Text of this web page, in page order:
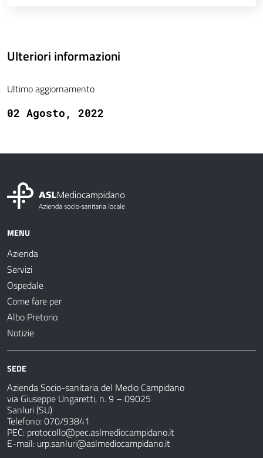
Ulteriori informazioni
Ultimo aggiornamento
02 Agosto, 2022
MENU
Azienda
Servizi
Ospedale
Come fare per
Albo Pretorio
Notizie
SEDE
Azienda Socio-sanitaria del Medio Campidano
via Giuseppe Ungaretti, n. 9 – 09025
Sanluri (SU)
Telefono: 070/93841
PEC: protocollo@pec.aslmediocampidano.it
E-mail: urp.sanluri@aslmediocampidano.it